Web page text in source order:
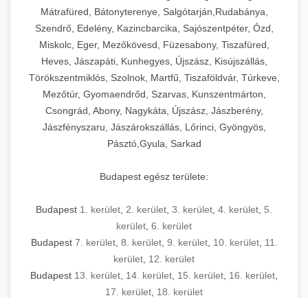
Mátrafüred, Bátonyterenye, Salgótarján,Rudabánya,
Szendrő, Edelény, Kazincbarcika, Sajószentpéter, Ózd,
Miskolc, Eger, Mezőkövesd, Füzesabony, Tiszafüred,
Heves, Jászapáti, Kunhegyes, Újszász, Kisújszállás,
Törökszentmiklós, Szolnok, Martfű, Tiszaföldvár, Túrkeve,
Mezőtúr, Gyomaendrőd, Szarvas, Kunszentmárton,
Csongrád, Abony, Nagykáta, Újszász, Jászberény,
Jászfényszaru, Jászárokszállás, Lőrinci, Gyöngyös,
Pásztó,Gyula, Sarkad
Budapest egész területe:
Budapest 1. kerület 2. kerület 3. kerület 4. kerület 5.
kerület 6. kerület
Budapest 7. kerület, 8. kerület, 9. kerület, 10. kerület, 11.
kerület 12. kerület
Budapest 13. kerület 14. kerület 15. kerület 16. kerület
17. kerület 18. kerület